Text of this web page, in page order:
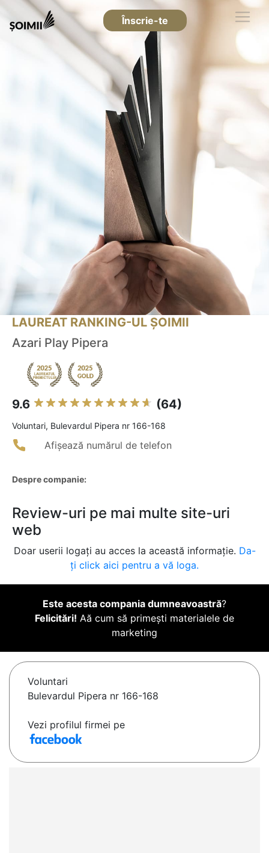
Înscrie-te
LAUREAT RANKING-UL ȘOIMII
Azari Play Pipera
9.6 (64)
Voluntari, Bulevardul Pipera nr 166-168
Afișează numărul de telefon
Despre companie:
Review-uri pe mai multe site-uri
web
Doar userii logați au acces la această informație. Da-
ți click aici pentru a vă loga.
Este acesta compania dumneavoastră?
Felicitări! Aă cum să primești materialele de
marketing
Voluntari
Bulevardul Pipera nr 166-168
Vezi profilul firmei pe